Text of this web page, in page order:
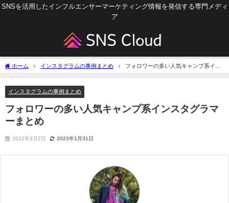
SNSを活用したインフルエンサーマーケティング情報を発信する専門メディ
ア
ホーム インスタグラムの事例まとめ
フォロワーの多い人気キャンプ系イン
スタグラマーまとめ
インスタグラムの事例まとめ
フォロワーの多い人気キャンプ系インスタグラマ
ーまとめ
2022年3月2日 2023年1月31日